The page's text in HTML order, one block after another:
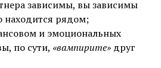
зависимы, вы зависимы
находится рядом;
и эмоциональных
по сути, «вампирите» друг